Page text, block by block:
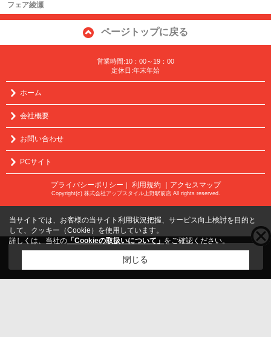
フェア綾瀬
ページトップに戻る
営業時間:10：00～19：00
定休日:年末年始
ホーム
会社概要
お問い合わせ
PCサイト
プライバシーポリシー 利用規約 ｜アクセスマップ
Copyright(c) 株式会社アップスタイル上野駅前店 All rights reserved.
こちらの物件をご覧の方にお勧めな物件
当サイトでは、お客様の当サイト利用状況把握、サービス向上検討を目的と
して、クッキー（Cookie）を使用しています。
詳しくは、当社の 「Cookieの取扱いについて」 をご確認ください。
閉じる